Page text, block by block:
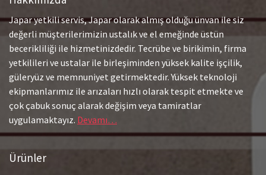
Japar yetkili servis, Japar olarak almış olduğu ünvan ile siz
değerli müşterilerimizin ustalık ve el emeğinde üstün
becerikliliği ile hizmetinizdedir. Tecrübe ve birikimin, firma
yetkilileri ve ustalar ile birleşiminden yüksek kalite işçilik,
güleryüz ve memnuniyet getirmektedir. Yüksek teknoloji
ekipmanlarımız ile arızaları hızlı olarak tespit etmekte ve
çok çabuk sonuç alarak değişim veya tamiratlar
uygulamaktayız. Devamı…
Ürünler